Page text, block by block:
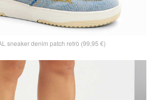
sneaker denim patch retrò (99,95 €)